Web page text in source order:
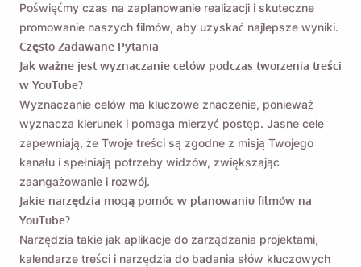
Poświęćmy czas na zaplanowanie realizacji i skuteczne
promowanie naszych filmów, aby uzyskać najlepsze wyniki.
Często Zadawane Pytania
Jak ważne jest wyznaczanie celów podczas tworzenia treści
w YouTube?
Wyznaczanie celów ma kluczowe znaczenie, ponieważ
wyznacza kierunek i pomaga mierzyć postęp. Jasne cele
zapewniają, że Twoje treści są zgodne z misją Twojego
kanału i spełniają potrzeby widzów, zwiększając
zaangażowanie i rozwój.
Jakie narzędzia mogą pomóc w planowaniu filmów na
YouTube?
Narzędzia takie jak aplikacje do zarządzania projektami,
kalendarze treści i narzędzia do badania słów kluczowych